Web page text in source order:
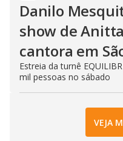
Danilo
show de
cantora em
Estreia da turnê
mil pessoas no sábado
VEJA